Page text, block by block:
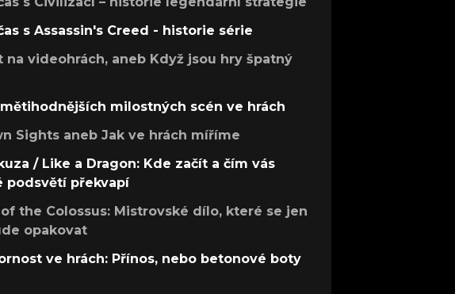
s Assassin's Creed - historie série
na videohrách, aneb Když jsou hry špatný
milostných scén ve hrách
Sights aneb Jak ve hrách míříme
/ Like a Dragon: Kde začít a čím vás
podsvětí překvapí
the Colossus: Mistrovské dílo, které se jen
opakovat
ve hrách: Přínos, nebo betonové boty